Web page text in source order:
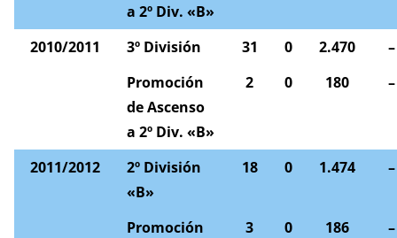
a 2º Div. «B»
2010/2011 3º División 31 0 2.470
–
Promoción
de Ascenso
a 2º Div. «B»
2 0 180 –
2011/2012
2º División
«B»
18 0 1.474 –
Promoción
3 0 186 –